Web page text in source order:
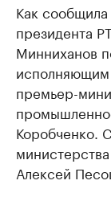
Как
президента
Минниханов
исполняющим
премьер-
Коробченко.
Алексей